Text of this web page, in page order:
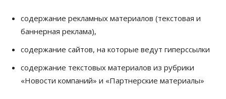
Бизнес Недвижимость Общество
Новосибирцы стали реже оформлять
дома по упрощенной схеме
Власть Общество Право&Порядок
Роспотребнадзор изъял почти полторы тонны
мяса в Новосибирской области
содержание рекламных материалов (текстовая и
баннерная реклама),
содержание сайтов, на которые ведут гиперссылки
содержание текстовых материалов из рубрики
«Новости компаний» и «Партнерские материалы»